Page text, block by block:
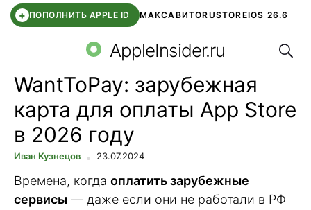
+ ПОПОЛНИТЬ APPLE ID МАКСАВИТОRUSTOREIOS 26.6
СБЕР КИДС ВТБ ОНЛАЙН ЧАТ В ROBLOX
AppleInsider.ru
WantToPay: зарубежная
карта для оплаты App Store
в 2026 году
Иван Кузнецов 23.07.2024
Времена, когда оплатить зарубежные
сервисы — даже если они не работали в РФ